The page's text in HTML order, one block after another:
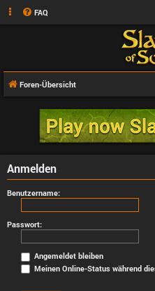
FAQ
Foren-Übersicht
Anmelden
Benutzername:
Passwort:
Angemeldet bleiben
Meinen Online-Status während